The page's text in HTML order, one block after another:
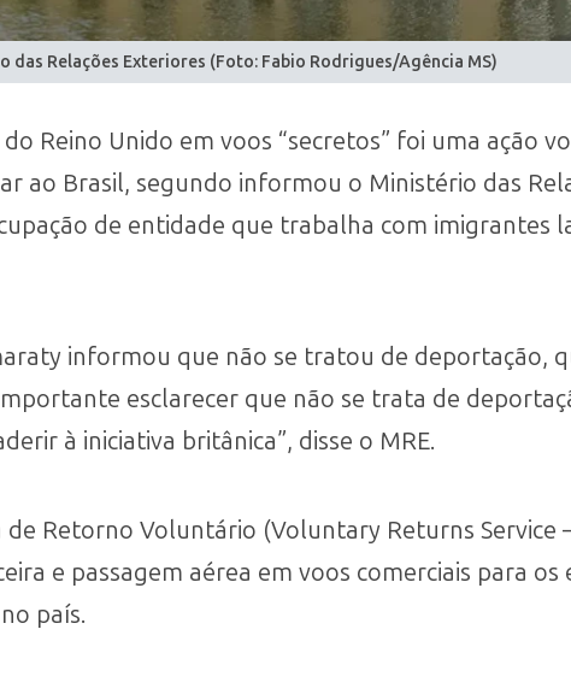
das Relações Exteriores (Foto: Fabio Rodrigues/Agência MS)
Reino Unido em voos “secretos” foi uma ação
ao Brasil, segundo informou o Ministério das
de entidade que trabalha com imigrantes
informou que não se tratou de deportação,
esclarecer que não se trata de
à iniciativa britânica”, disse o MRE.
Retorno Voluntário (Voluntary Returns Service –
e passagem aérea em voos comerciais para os
país.